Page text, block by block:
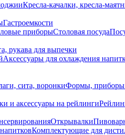
Кресла-качалки, кресла-
Гастроемкости
приборыСтоловая посуда
рукава для выпечки
Аксессуары для охлаждения
сита, воронкиФормы, приборы
и аксессуары на рейлинги
Открывалки
Комплектующие для